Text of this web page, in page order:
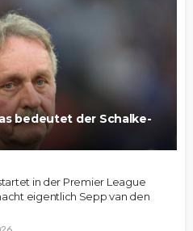
bedeutet der Schalke-
in der Premier League
eigentlich Sepp van den